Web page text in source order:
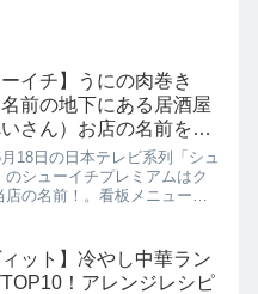
ーイチ】うにの肉巻き
名前の地下にある居酒屋
さん）お店の名前を当
イズ当店の名前。プレ
6月18日
18日の日本テレビ系列「シュ
のシューイチプレミアムはク
店の名前！。看板メニューや
お二人が訪れた難易度マック
い名前の居酒屋さんの...
ィット】冷やし中華ラン
！アレンジレシピ